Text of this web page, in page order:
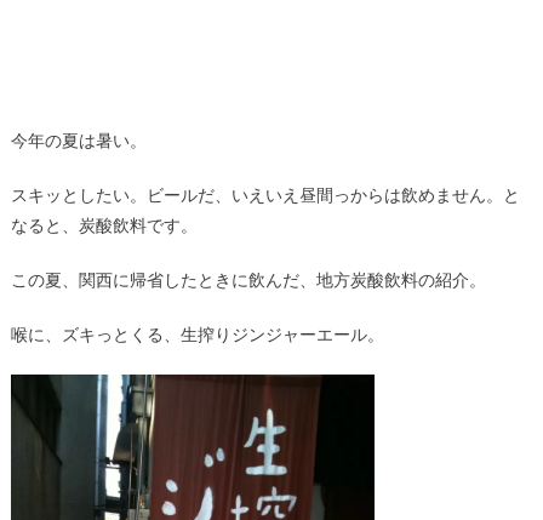
今年の夏は暑い。
スキッとしたい。ビールだ、いえいえ昼間っからは飲めません。と
なると、炭酸飲料です。
この夏、関西に帰省したときに飲んだ、地方炭酸飲料の紹介。
喉に、ズキっとくる、生搾りジンジャーエール。